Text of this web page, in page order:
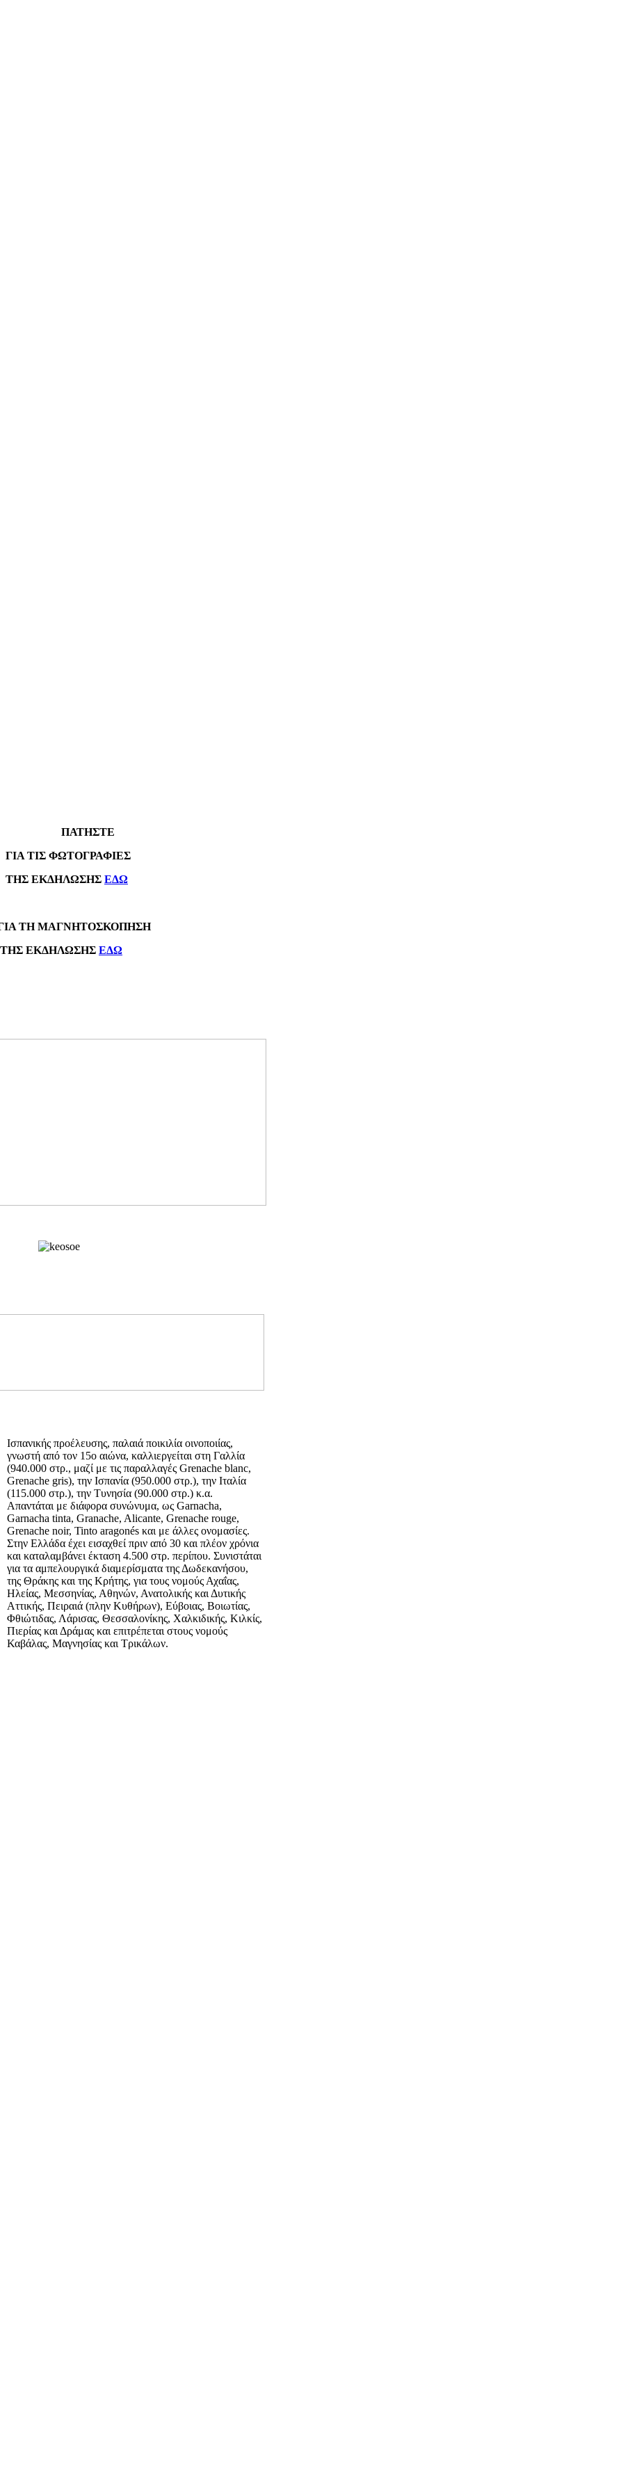
ΠΑΤΗΣΤΕ
ΤΙΣ ΦΩΤΟΓΡΑΦΙΕΣ
ΕΚΔΗΛΩΣΗΣ ΕΔΩ
ΤΗ ΜΑΓΝΗΤΟΣΚΟΠΗΣΗ
ΕΚΔΗΛΩΣΗΣ ΕΔΩ
Ισπανικής προέλευσης, παλαιά ποικιλία οινοποιίας,
γνωστή από τον 15ο αιώνα, καλλιεργείται στη Γαλλία
(940.000 στρ., μαζί με τις παραλλαγές Grenache blanc,
Grenache gris), την Ισπανία (950.000 στρ.), την Ιταλία
(115.000 στρ.), την Τυνησία (90.000 στρ.) κ.α.
Απαντάται με διάφορα συνώνυμα, ως Garnacha,
Garnacha tinta, Granache, Alicante, Grenache rouge,
Grenache noir, Tinto aragonés και με άλλες ονομασίες.
Στην Ελλάδα έχει εισαχθεί πριν από 30 και πλέον χρόνια
και καταλαμβάνει έκταση 4.500 στρ. περίπου. Συνιστάται
για τα αμπελουργικά διαμερίσματα της Δωδεκανήσου,
της Θράκης και της Κρήτης, για τους νομούς Αχαΐας,
Ηλείας, Μεσσηνίας, Αθηνών, Ανατολικής και Δυτικής
Αττικής, Πειραιά (πλην Κυθήρων), Εύβοιας, Βοιωτίας,
Φθιώτιδας, Λάρισας, Θεσσαλονίκης, Χαλκιδικής, Κιλκίς,
Πιερίας και Δράμας και επιτρέπεται στους νομούς
Καβάλας, Μαγνησίας και Τρικάλων.